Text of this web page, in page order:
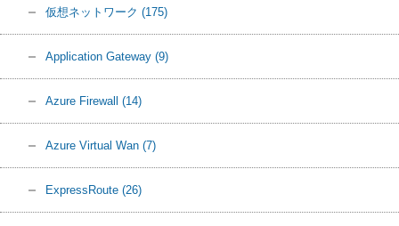
仮想ネットワーク (175)
Application Gateway (9)
Azure Firewall (14)
Azure Virtual Wan (7)
ExpressRoute (26)